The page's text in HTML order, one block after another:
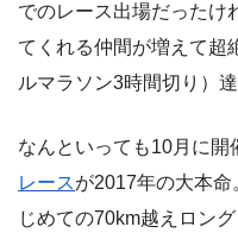
でのレース出場だったけ
てくれる仲間が増えて超
ルマラソン3時間切り）
なんといっても10月に開
レースが2017年の大本
じめての70km越えロン